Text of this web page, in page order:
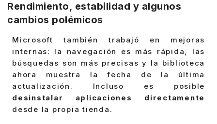
Rendimiento, estabilidad y algunos
cambios polémicos
Microsoft también trabajó en mejoras
internas: la navegación es más rápida, las
búsquedas son más precisas y la biblioteca
ahora muestra la fecha de la última
actualización. Incluso es posible
desinstalar aplicaciones directamente
desde la propia tienda.